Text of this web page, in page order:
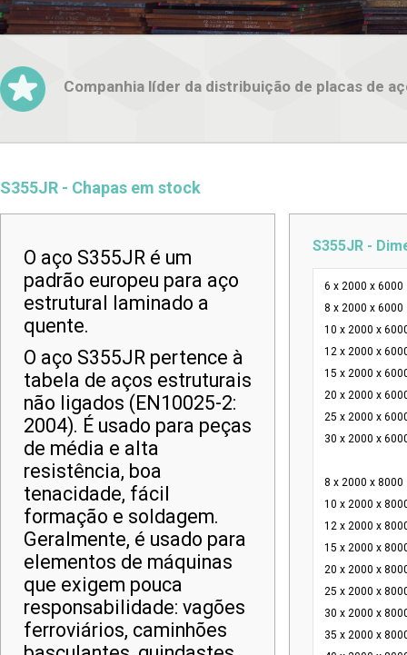
Companhia líder da distribuição de placas de
S355JR - Chapas em stock
O aço S355JR é um
padrão europeu para aço
estrutural laminado a
quente.
O aço S355JR pertence à
tabela de aços estruturais
não ligados (EN10025-2:
2004). É usado para peças
de média e alta
resistência, boa
tenacidade, fácil
formação e soldagem.
Geralmente, é usado para
elementos de máquinas
que exigem pouca
responsabilidade: vagões
ferroviários, caminhões
S355JR -
6 x 2000 x 6000
8 x 2000 x 6000
10 x 2000 x
12 x 2000 x
15 x 2000 x
20 x 2000 x
25 x 2000 x
30 x 2000 x
8 x 2000 x 8000
10 x 2000 x
12 x 2000 x
15 x 2000 x
20 x 2000 x
25 x 2000 x
30 x 2000 x
35 x 2000 x